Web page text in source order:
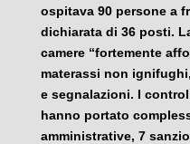
ospitava 90 persone a
dichiarata di 36 posti.
camere “fortemente
materassi non
e segnalazioni. I
hanno portato
amministrative, 7